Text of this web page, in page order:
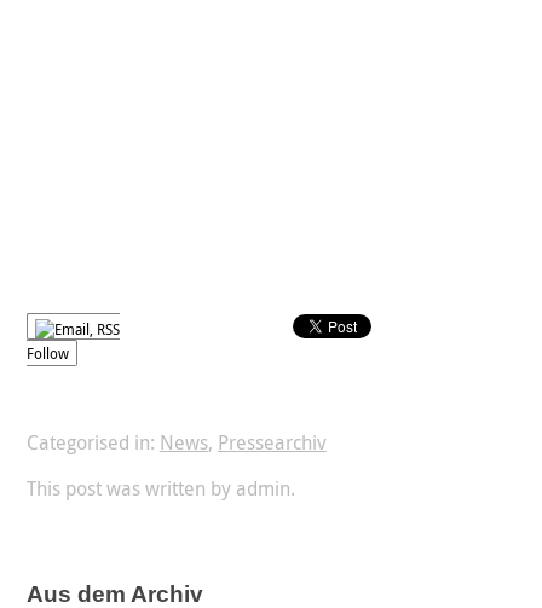
Follow
Categorised in: News, Pressearchiv
This post was written by admin.
Aus dem Archiv